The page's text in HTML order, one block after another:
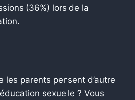
(36%) lors de la
les parents pensent d’autre
sexuelle ? Vous